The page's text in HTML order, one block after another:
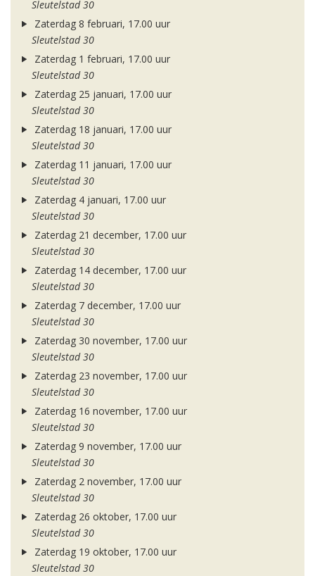
Sleutelstad 30
Zaterdag 8 februari, 17.00 uur
Sleutelstad 30
Zaterdag 1 februari, 17.00 uur
Sleutelstad 30
Zaterdag 25 januari, 17.00 uur
Sleutelstad 30
Zaterdag 18 januari, 17.00 uur
Sleutelstad 30
Zaterdag 11 januari, 17.00 uur
Sleutelstad 30
Zaterdag 4 januari, 17.00 uur
Sleutelstad 30
Zaterdag 21 december, 17.00 uur
Sleutelstad 30
Zaterdag 14 december, 17.00 uur
Sleutelstad 30
Zaterdag 7 december, 17.00 uur
Sleutelstad 30
Zaterdag 30 november, 17.00 uur
Sleutelstad 30
Zaterdag 23 november, 17.00 uur
Sleutelstad 30
Zaterdag 16 november, 17.00 uur
Sleutelstad 30
Zaterdag 9 november, 17.00 uur
Sleutelstad 30
Zaterdag 2 november, 17.00 uur
Sleutelstad 30
Zaterdag 26 oktober, 17.00 uur
Sleutelstad 30
Zaterdag 19 oktober, 17.00 uur
Sleutelstad 30